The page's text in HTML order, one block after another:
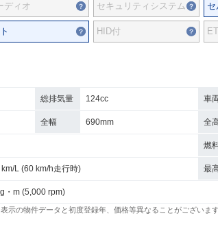
ディオ セキュリティシステム セ
HID付
総排気量 124cc 車
全幅 690mm 全
燃
L (60 km/h走行時) 最
・m (5,000 rpm)
示の物件データと初度登録年、価格等異なることがございま